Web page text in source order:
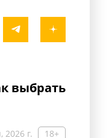
выбрать
2026 г.
18+